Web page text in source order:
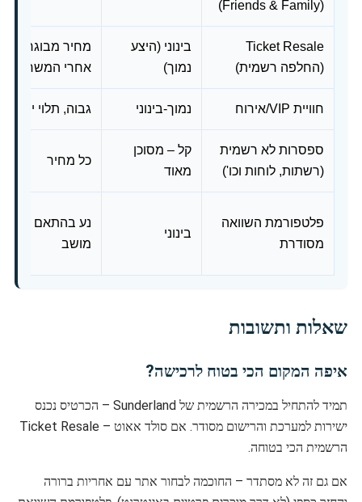
(Friends & Family)
Ticket Resale
(החלפה רשמית)
בינוני (היצע
נמוך)
מחיר מבוגר
אחרי המשחק
חוויית VIP/אירוח נמוך-בינוני גבוה, תלוי
ספסרות לא רשמית
(רשתות, לוחות וכו')
קל – מסוכן
מאוד
כל מחיר
פלטפורמת השוואה
מסודרת
בינוני
נע בהתאם
מושב
שאלות ותשובות
איפה המקום הכי בטוח לרכישה?
תמיד להתחיל במכירה הרשמית של Sunderland – הכרטיס נכנס
ישירות למערכת והרישום מסודר. אם סולד אאוט – Ticket Resale
הרשמית הכי בטוחה.
אם גם זה לא מסתדר – החוכמה לבחור אתר עם אחריות ברורה